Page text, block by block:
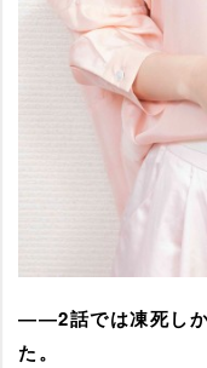
――2話では凍死しか
た。